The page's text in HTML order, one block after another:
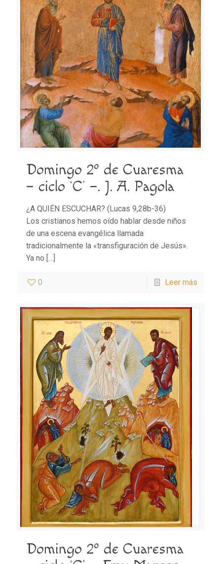
Domingo 2º de Cuaresma
– ciclo ‘C’ –. J. A. Pagola
¿A QUIÉN ESCUCHAR? (Lucas 9,28b-36)
Los cristianos hemos oído hablar desde niños
de una escena evangélica llamada
tradicionalmente la «transfiguración de Jesús».
Ya no […]
0 Leer más
Domingo 2º de Cuaresma